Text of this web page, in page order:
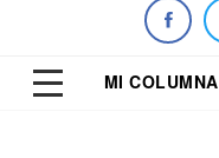
MI COLUMNA